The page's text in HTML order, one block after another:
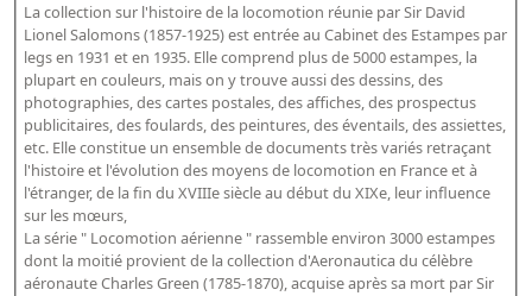
France
Dictionnaire de la BnF
Dictionnaire BnF : recherche avancée
Dictionnaire BnF : index
Dictionnaire des fonds spéciaux et des principales collections et
provenances
Recherche de fonds, collections et provenances
La collection sur l'histoire de la locomotion réunie par Sir David
Lionel Salomons (1857-1925) est entrée au Cabinet des Estampes par
legs en 1931 et en 1935. Elle comprend plus de 5000 estampes, la
plupart en couleurs, mais on y trouve aussi des dessins, des
photographies, des cartes postales, des affiches, des prospectus
publicitaires, des foulards, des peintures, des éventails, des assiettes,
etc. Elle constitue un ensemble de documents très variés retraçant
l'histoire et l'évolution des moyens de locomotion en France et à
l'étranger, de la fin du XVIIIe siècle au début du XIXe, leur influence
sur les mœurs,
La série " Locomotion aérienne " rassemble environ 3000 estampes
dont la moitié provient de la collection d'Aeronautica du célèbre
aéronaute Charles Green (1785-1870), acquise après sa mort par Sir